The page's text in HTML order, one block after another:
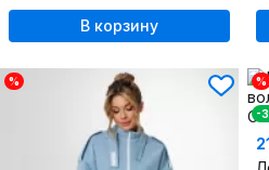
В корзину
% %
-